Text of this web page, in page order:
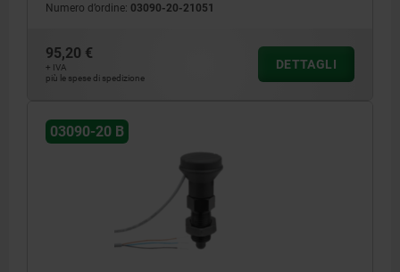
Forma A: senza incavo d'arresto, senza
Forma B: senza incavo d'arresto, con
Forma C: con incavo d'arresto, senza
Forma D: con incavo d'arresto, con
Numero d’ordine: 03090-20-21051
95,20 €
+ IVA
più le spese di spedizione
DETTAGLI
03090-20 B